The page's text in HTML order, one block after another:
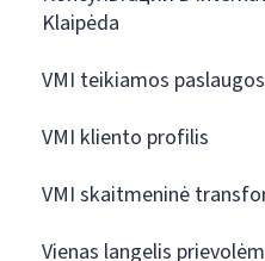
Klaipėda
VMI teikiamos paslaugos
VMI kliento profilis
VMI skaitmeninė
Vienas langelis